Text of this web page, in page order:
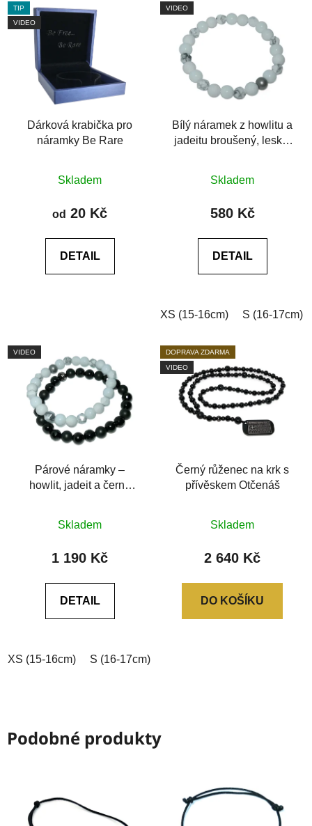
TIP
VIDEO
Dárková krabička pro
náramky Be Rare
hodnocení
produktu
z
Skladem
od 20 Kč
DETAIL
VIDEO
Bílý náramek z howlitu a
jadeitu broušený, lesklý
Skladem
580 Kč
DETAIL
XS (15-16cm) S (16-17cm)
VIDEO
Párové náramky –
howlit, jadeit a černý
hodnocení
produktu
z
Skladem
1 190 Kč
DETAIL
XS (15-16cm) S (16-17cm)
DOPRAVA ZDARMA
VIDEO
Černý růženec na krk s
přívěskem Otčenáš
hodnocení
produktu
z
Skladem
2 640 Kč
DO KOŠÍKU
Podobné produkty